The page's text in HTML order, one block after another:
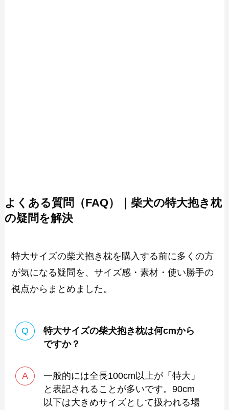
よくある質問（FAQ）｜柴犬の特大抱き枕
の疑問を解決
特大サイズの柴犬抱き枕を購入する前に多くの方
が気になる疑問を、サイズ感・素材・使い勝手の
視点からまとめました。
特大サイズの柴犬抱き枕は何cmから
ですか？
一般的には全長100cm以上が「特大」
と表記されることが多いです。90cm
以下は大きめサイズとして扱われる場